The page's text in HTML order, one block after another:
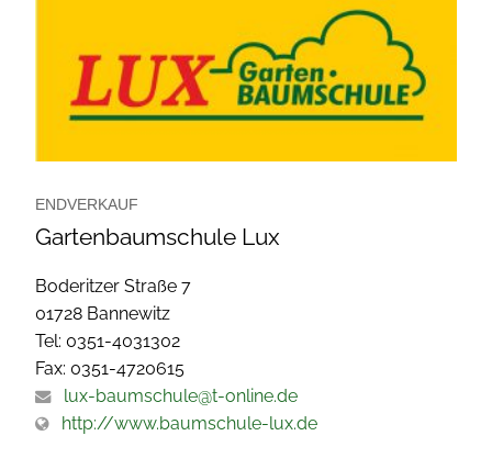
ENDVERKAUF
Gartenbaumschule Lux
Boderitzer Straße 7
01728 Bannewitz
Tel: 0351-4031302
Fax: 0351-4720615
lux-baumschule@t-online.de
http://www.baumschule-lux.de